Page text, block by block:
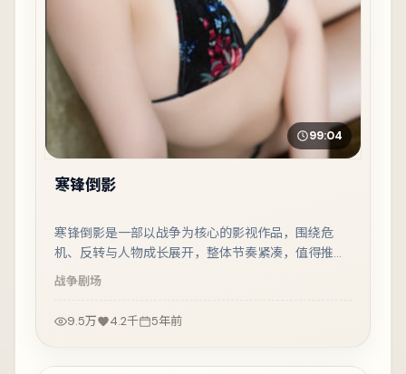
99:04
寒锋倒影
寒锋倒影是一部以战争为核心的影视作品，围绕危
机、反转与人物成长展开，整体节奏紧凑，值得推荐
观看。
战争剧场
9.5万 4.2千 5年前